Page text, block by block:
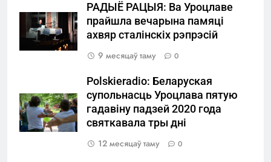
РАДЫЁ РАЦЫЯ: Ва Уроцлаве
прайшла вечарына памяці
ахвяр сталінскіх рэпрэсій
9 месяцаў таму
0
Polskieradio: Беларуская
супольнасць Уроцлава пятую
гадавіну падзей 2020 года
святкавала тры дні
12 месяцаў таму
0